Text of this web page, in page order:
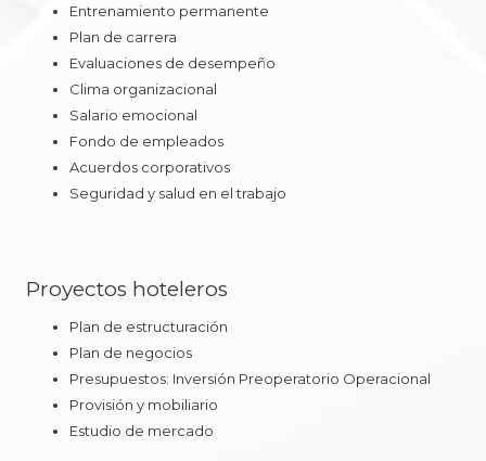
Entrenamiento permanente
Plan de carrera
Evaluaciones de desempeño
Clima organizacional
Salario emocional
Fondo de empleados
Acuerdos corporativos
Seguridad y salud en el trabajo
Proyectos hoteleros
Plan de estructuración
Plan de negocios
Presupuestos: Inversión Preoperatorio Operacional
Provisión y mobiliario
Estudio de mercado